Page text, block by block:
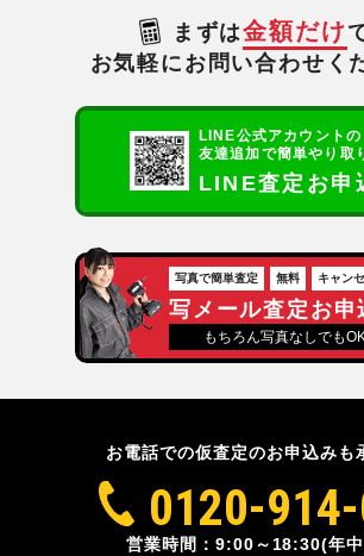
まずは金額だけ
お気軽にお問い合わせく
LINE公式アカウントの
友達追加で簡単やり取
LINE査定お申
写真で簡単査定 無料 キャン
写メール査定お申
もちろん写真なしでもOK
お電話での仮査定のお申込みも
0120-
営業時間：9:00～18:30(年